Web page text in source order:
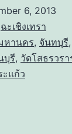
6, 2013
ฉะเชิงเทรา
หานคร, จันทบุรี,
บุรี, วัดโสธรวร
ะแก้ว